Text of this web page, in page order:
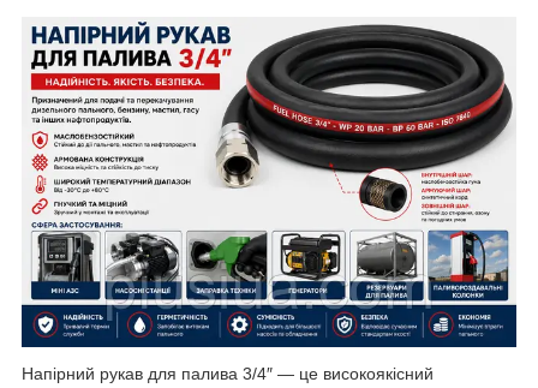
Напірний рукав для палива 3/4″ — це високоякісний